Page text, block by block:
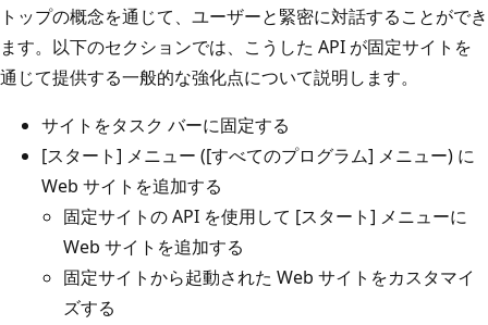
トップの概念を通じて、ユーザーと緊密に対話することができ
ます。以下のセクションでは、こうした API が固定サイトを
通じて提供する一般的な強化点について説明します。
サイトをタスク バーに固定する
[スタート] メニュー ([すべてのプログラム] メニュー) に
Web サイトを追加する
固定サイトの API を使用して [スタート] メニューに
Web サイトを追加する
固定サイトから起動された Web サイトをカスタマイ
ズする